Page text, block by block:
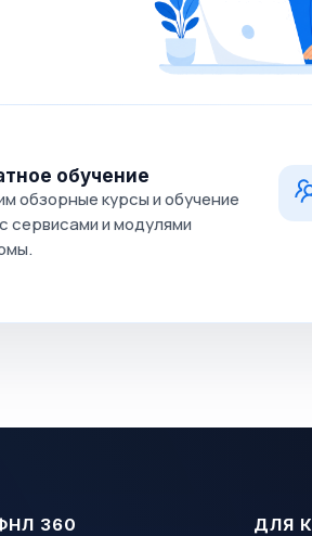
обучение
обзорные курсы и обучение
сервисами и модулями
360 ДЛЯ